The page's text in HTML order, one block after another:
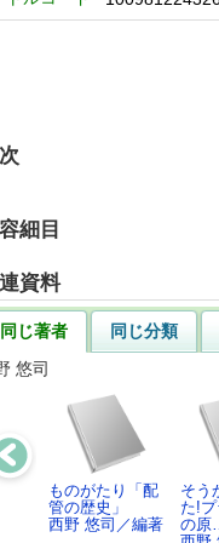
細目
資料
同じ著者 同じ分類
悠司
ものがたり「配
管の歴史」
西野 悠司／編著
そう
た!
の原